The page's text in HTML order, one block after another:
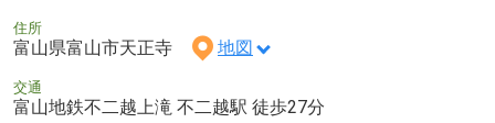
住所
富山県富山市天正寺 地図
交通
富山地鉄不二越上滝 不二越駅 徒歩27分